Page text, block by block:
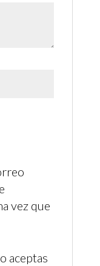
vez que
aceptas